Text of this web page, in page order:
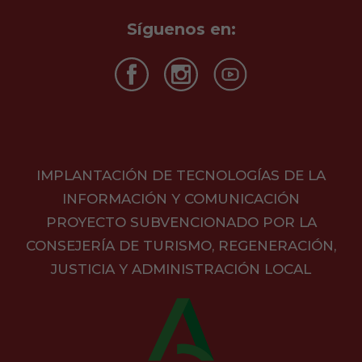
Síguenos en:
IMPLANTACIÓN DE TECNOLOGÍAS DE LA
INFORMACIÓN Y COMUNICACIÓN
PROYECTO SUBVENCIONADO POR LA
CONSEJERÍA DE TURISMO, REGENERACIÓN,
JUSTICIA Y ADMINISTRACIÓN LOCAL